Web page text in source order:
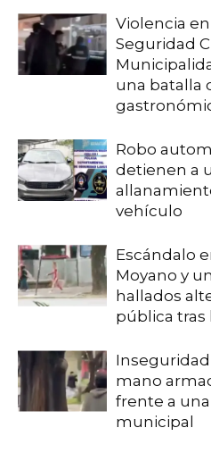
Violencia
Seguridad
una batalla
Robo
detienen a
vehículo
Escándalo
Moyano y
hallados
pública tras
Inseguridad
mano
frente a
municipal